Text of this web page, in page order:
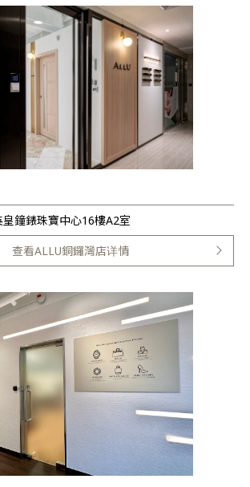
鐘錶珠寶中心16樓A2室
查看ALLU銅鑼灣店详情